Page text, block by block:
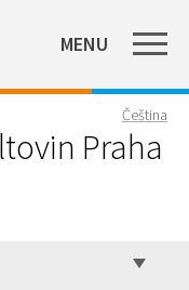
MENU
Čeština
Praha